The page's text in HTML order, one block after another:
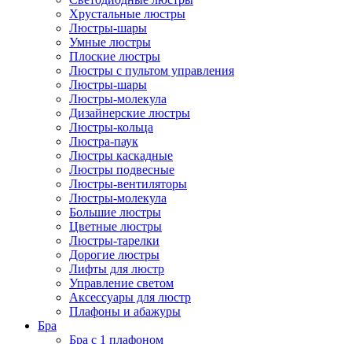
Хрустальные люстры
Люстры-шары
Умные люстры
Плоские люстры
Люстры с пультом управления
Люстры-шары
Люстры-молекула
Дизайнерские люстры
Люстры-кольца
Люстра-паук
Люстры каскадные
Люстры подвесные
Люстры-вентиляторы
Люстры-молекула
Большие люстры
Цветные люстры
Люстры-тарелки
Дорогие люстры
Лифты для люстр
Управление светом
Аксессуары для люстр
Плафоны и абажуры
Бра
Бра с 1 плафоном